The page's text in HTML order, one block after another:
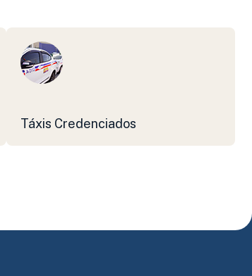
Táxis Credenciados